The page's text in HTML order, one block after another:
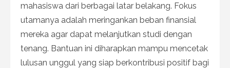
mahasiswa dari berbagai latar belakang. Fokus
utamanya adalah meringankan beban finansial
mereka agar dapat melanjutkan studi dengan
tenang. Bantuan ini diharapkan mampu mencetak
lulusan unggul yang siap berkontribusi positif bagi